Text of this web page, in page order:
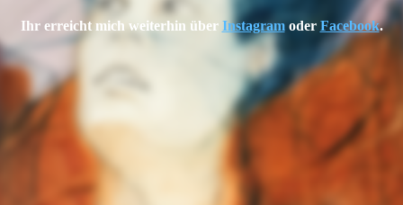
Ihr erreicht mich weiterhin über Instagramoder Facebook.